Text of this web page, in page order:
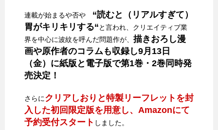
連載が始まるや否や “読むと（リアルすぎて）
胃がキリキリする“と言われ、クリエイティブ業
界を中心に波紋を呼んだ問題作が、 描きおろし漫
画や原作者のコラムも収録し9月13日
（金）に紙版と電子版で第1巻・2巻同時発
売決定！
さらにクリアしおりと特製リーフレットを封
入した初回限定版を用意し、Amazonにて
予約受付スタート しました。